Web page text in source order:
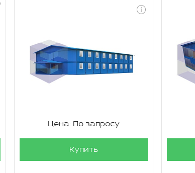
Цена: По запросу
Купить